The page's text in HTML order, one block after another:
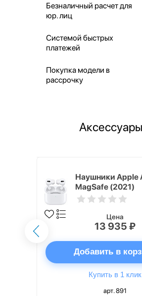
Безналичный расчет для
юр. лиц
Системой быстрых
платежей
Покупка модели в
рассрочку
Аксессуары
Наушники Apple
MagSafe (2021)
Цена
13 935 ₽
Добавить в
Купить в 1 клик
арт. 891